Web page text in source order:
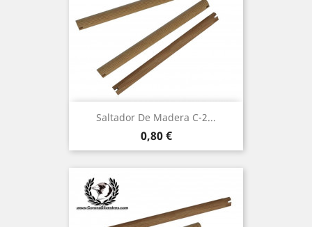
Saltador De Madera C-2...
Precio
0,80 €